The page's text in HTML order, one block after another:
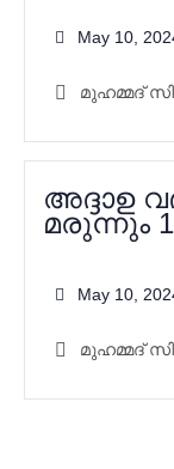
May 10,
മുഹമ്മദ്‌
അദ്ദാഉ
മരുന്നും
May 10,
മുഹമ്മദ്‌